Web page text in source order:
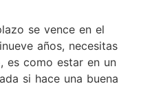
se vence en el
años, necesitas
es como estar en un
si hace una buena